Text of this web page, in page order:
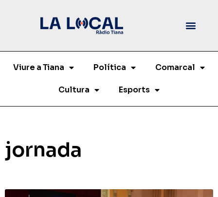
Viure a Tiana Política Comarcal
Cultura Esports
jornada